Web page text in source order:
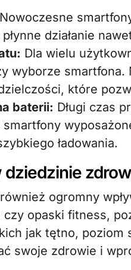
Nowoczesne
działanie
Dla wielu
wyborze smartfona.
które
baterii: Długi czas
ładowania.
dziedzinie
ogromny
opaski fitness,
jak tętno,
swoje zdrowie i